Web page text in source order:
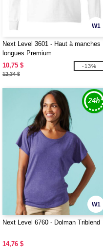
W1
Next Level 3601 - Haut à manches
longues Premium
10,75 $
12,34 $
-13%
W1
Next Level 6760 - Dolman Triblend
14,76 $